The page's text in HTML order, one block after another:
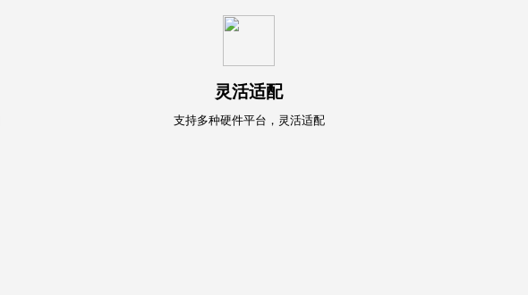
灵活适配
支持多种硬件平台，灵活适配